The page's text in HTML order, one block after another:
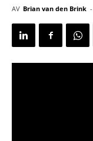
AV Brian van den Brink -